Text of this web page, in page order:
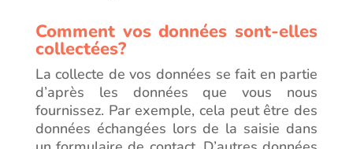
Comment vos données sont-elles
collectées?
La collecte de vos données se fait en partie
d’après les données que vous nous
fournissez. Par exemple, cela peut être des
données échangées lors de la saisie dans